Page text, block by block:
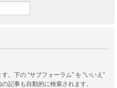
。下の “サブフォーラム” を “いいえ”
記事も自動的に検索されます。